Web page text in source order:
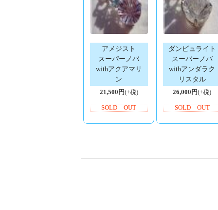
アメジスト
スーパーノバ
withアクアマリ
ン
21,500円(+税)
SOLD OUT
ダンビュライト
スーパーノバ
withアンダラク
リスタル
26,000円(+税)
SOLD OUT